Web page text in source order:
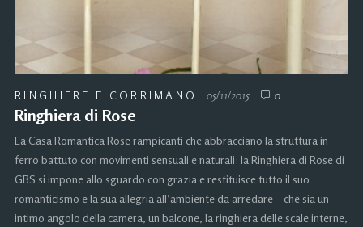
RINGHIERE E CORRIMANO 05/11/2015 0
Ringhiera di Rose
La Casa Romantica Rose rampicanti che abbracciano la struttura in
ferro battuto con movimenti sensuali e naturali: la Ringhiera di Rose di
GBS si impone allo sguardo con grazia e restituisce tutto il suo
romanticismo e la sua allegria all’ambiente da arredare – che sia un
intimo angolo della camera, un balcone, la ringhiera delle scale interne,